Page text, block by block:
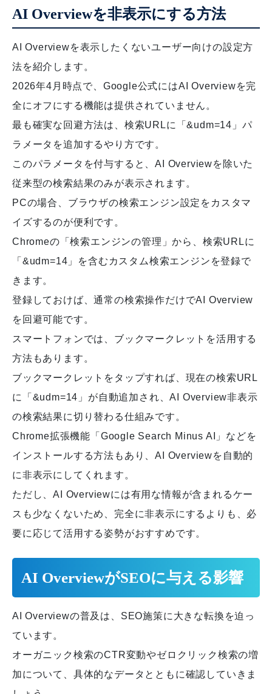
AI Overviewを非表示にする方法
AI Overviewを表示したくないユーザー向けの設定方
法を紹介します。
2026年4月時点で、Google公式にはAI Overviewを完
全にオフにする機能は提供されていません。
最も確実な回避方法は、検索URLに「&udm=14」パ
ラメータを追加するやり方です。
このパラメータを付与すると、AI Overviewを除いた
従来型の検索結果のみが表示されます。
PCの場合、ブラウザの検索エンジン設定をカスタマ
イズするのが便利です。
Chromeの「検索エンジンの管理」から、検索URLに
「&udm=14」を含むカスタム検索エンジンを登録で
きます。
登録しておけば、通常の検索操作だけでAI Overview
を回避可能です。
スマートフォンでは、ブックマークレットを活用する
方法もあります。
ブックマークレットをタップすれば、現在の検索URL
に「&udm=14」が自動追加され、AI Overview非表示
の検索結果に切り替わる仕組みです。
Chrome拡張機能「Google Search Minus AI」などを
インストールする方法もあり、AI Overviewを自動的
に非表示にしてくれます。
ただし、AI Overviewには有用な情報が含まれるケー
スも少なくないため、完全に非表示にするよりも、必
要に応じて活用する姿勢がおすすめです。
AI OverviewがSEOに与える影響
AI Overviewの普及は、SEO施策に大きな転換を迫っ
ています。
オーガニック検索のCTR変動やゼロクリック検索の増
加について、具体的なデータとともに確認していきま